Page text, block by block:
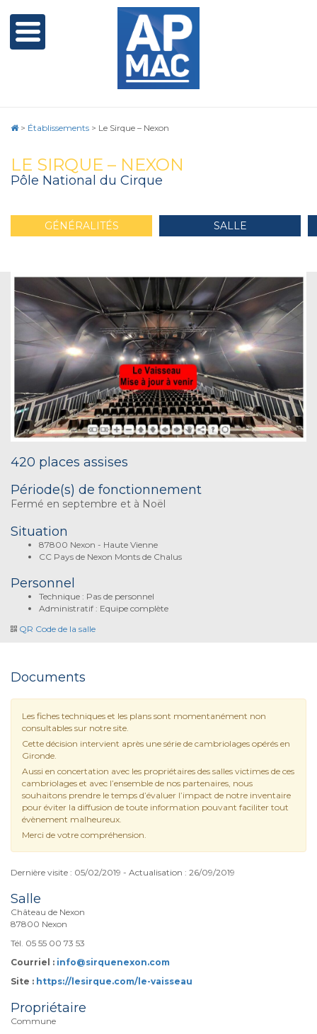
> Établissements > Le Sirque – Nexon
LE SIRQUE – NEXON
Pôle National du Cirque
GÉNÉRALITÉS SALLE
420 places assises
Période(s) de fonctionnement
Fermé en septembre et à Noël
Situation
87800 Nexon - Haute Vienne
CC Pays de Nexon Monts de Chalus
Personnel
Technique : Pas de personnel
Administratif : Equipe complète
QR Code de la salle
Documents
Les fiches techniques et les plans sont momentanément non
consultables sur notre site.
Cette décision intervient après une série de cambriolages opérés en
Gironde.
Aussi en concertation avec les propriétaires des salles victimes de ces
cambriolages et avec l’ensemble de nos partenaires, nous
souhaitons prendre le temps d’évaluer l’impact de notre inventaire
pour éviter la diffusion de toute information pouvant faciliter tout
évènement malheureux.
Merci de votre compréhension.
Dernière visite : 05/02/2019 - Actualisation : 26/09/2019
Salle
Château de Nexon
87800 Nexon
Tél. 05 55 00 73 53
Courriel : info@sirquenexon.com
Site : https://lesirque.com/le-vaisseau
Propriétaire
Commune